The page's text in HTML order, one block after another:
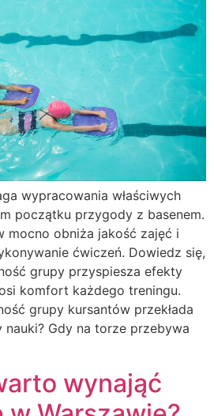
wypracowania właściwych
początku przygody z basenem.
mocno obniża jakość zajęć i
ćwiczeń. Dowiedz się,
grupy przyspiesza efekty
komfort każdego treningu.
grupy kursantów przekłada
nauki? Gdy na torze przebywa
wynająć